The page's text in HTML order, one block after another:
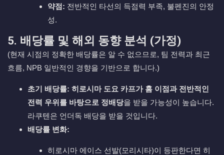
약점: 전반적인 타선의 득점력 부족, 불펜진의 안정
성.
5. 배당률 및 해외 동향 분석 (가정)
(현재 시점의 정확한 배당률은 알 수 없으므로, 팀 전력과 최근
흐름, NPB 일반적인 경향을 기반으로 합니다.)
초기 배당률: 히로시마 도요 카프가 홈 이점과 전반적인
전력 우위를 바탕으로 정배당을 받을 가능성이 높습니다.
라쿠텐은 언더독 배당을 받을 것입니다.
배당률 변화:
히로시마 에이스 선발(모리시타)이 등판한다면 히